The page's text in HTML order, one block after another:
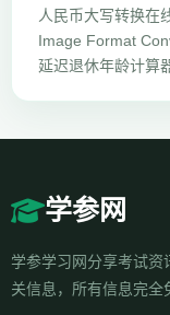
人民币大写转换在
Image Format
延迟退休年龄计算
学参网
学参学习网分享考试资
关信息，所有信息完全